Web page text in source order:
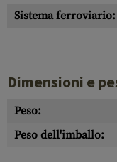
Sistema ferroviario:
Dimensioni e
Peso:
Peso dell'imballo: